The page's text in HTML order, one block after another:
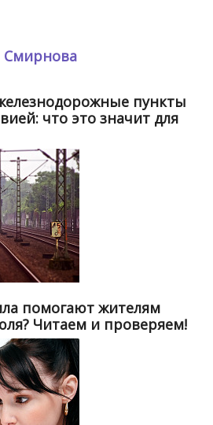
Смирнова
пункты
что это значит для
помогают жителям
Читаем и проверяем!